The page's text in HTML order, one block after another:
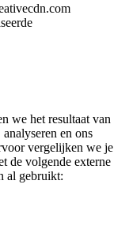
we het resultaat van
en ons
vergelijken we je
de volgende externe
al gebruikt: